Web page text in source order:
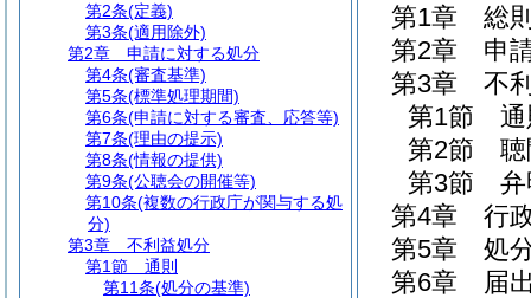
第1章
総
第2章
申
第3章
不
第1節
第2節
第3節
第4章
行
第5章
処
第6章
届
第2条(定義)
第3条(適用除外)
第2章
申請に対する処分
第4条(審査基準)
第5条(標準処理期間)
第6条(申請に対する審査、応答等)
第7条(理由の提示)
第8条(情報の提供)
第9条(公聴会の開催等)
第10条(複数の行政庁が関与する処
分)
第3章
不利益処分
第1節
通則
第11条(処分の基準)